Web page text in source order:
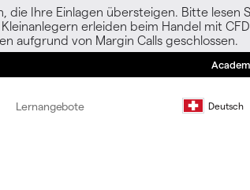
Ihre Einlagen übersteigen. Bitte lesen
erleiden beim Handel mit
aufgrund von Margin Calls geschlossen.
Lernangebote Deutsch